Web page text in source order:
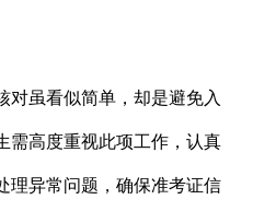
对虽看似简单，却是避免入
需高度重视此项工作，认真
理异常问题，确保准考证信